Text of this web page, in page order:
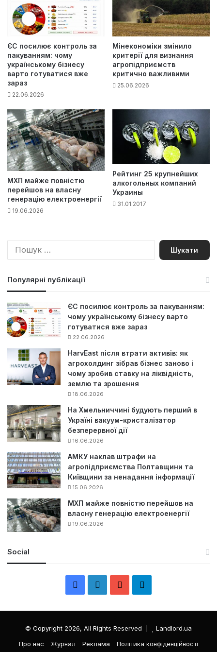
ЄС посилює контроль за
пакуванням: чому
українському бізнесу
варто готуватися вже
зараз
22.06.2026
Мінекономіки змінило
критерії для визнання
агропідприємств
критично важливими
25.06.2026
МХП майже повністю
перейшов на власну
генерацію електроенергії
19.06.2026
Рейтинг 25 крупнейших
алкогольных компаний
Украины
31.01.2017
П
Популярні публікації
ЄС посилює контроль за пакуванням:
чому українському бізнесу варто
готуватися вже зараз
22.06.2026
HarvEast після втрати активів: як
агрохолдинг зібрав бізнес заново і
чому зробив ставку на ліквідність,
землю та зрошення
18.06.2026
На Хмельниччині будують перший в
Україні вакуум-кристалізатор
безперервної дії
16.06.2026
АМКУ наклав штрафи на
агропідприємства Полтавщини та
Київщини за ненадання інформації
15.06.2026
МХП майже повністю перейшов на
власну генерацію електроенергії
19.06.2026
Social
c
e
n
k
T
л
е
© Copyright 2026, All Rights Reserved |
Landlord.ua
Про нас
Журнал Реклама Політика конфіденційності